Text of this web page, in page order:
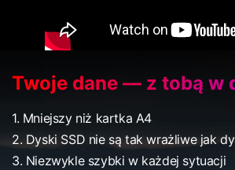
Twoje dane — z tobą w
1. Mniejszy niż kartka A4
2. Dyski SSD nie są tak wrażliwe jak
3. Niezwykle szybki w każdej sytuacji